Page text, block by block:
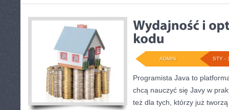
STY -
ADMIN
Programista Java to
chcą nauczyć się Javy w
też dla tych, którzy już